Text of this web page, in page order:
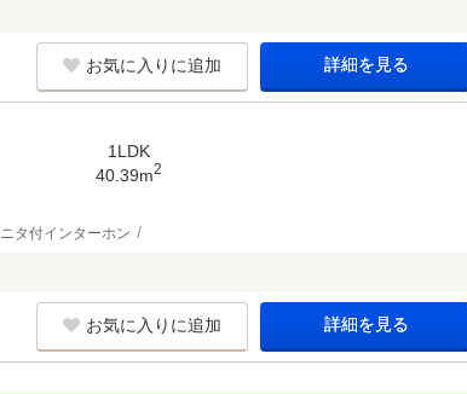
お気に入りに追加 詳細を見る
1LDK
40.39m2
タ付インターホン
お気に入りに追加 詳細を見る